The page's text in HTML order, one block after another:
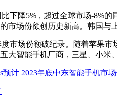
下降5%，超过全球市场-8%
市场份额创历史新高。韩国与
市场份额破纪录。随着苹果
大智能手机厂商，三星、小米
预计 2023年底中东智能手机市